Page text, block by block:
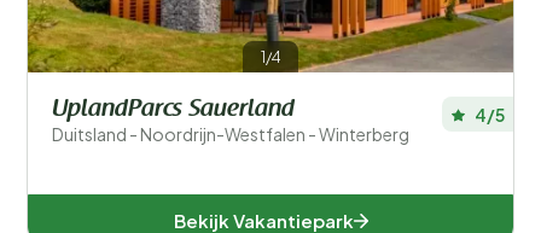
1/4
UplandParcs Sauerland
Duitsland - Noordrijn-Westfalen - Winterberg
4/5
Bekijk Vakantiepark